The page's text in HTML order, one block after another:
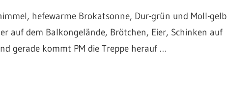
hefewarme Brokatsonne, Dur-grün und Moll-gelb
auf dem Balkongelände, Brötchen, Eier, Schinken auf
gerade kommt PM die Treppe herauf …